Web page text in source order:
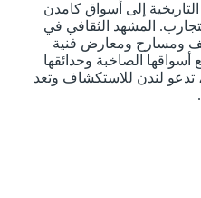
إلى أسواق كامدن
المشهد الثقافي في
ومسارح ومعارض فنية
الصاخبة وحدائقها
تدعو لندن للاستكشاف وتعد